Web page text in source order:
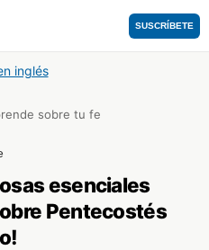
SUSCRÍBETE
inglés
sobre tu fe
esenciales
Pentecostés